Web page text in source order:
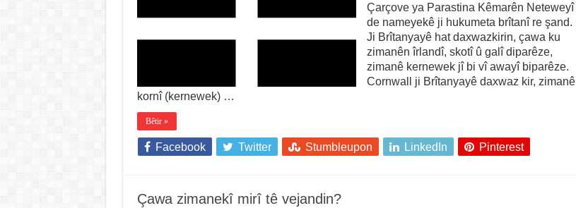
Çarçove ya Parastina Kêmarên Neteweyî
de nameyekê ji hukumeta brîtanî re şand.
Ji Brîtanyayê hat daxwazkirin, çawa ku
zimanên îrlandî, skotî û galî diparêze,
zimanê kernewek jî bi vî awayî biparêze.
Cornwall ji Brîtanyayê daxwaz kir, zimanê
kornî (kernewek) …
Bêtir »
Facebook Twitter Stumbleupon LinkedIn Pinterest
Çawa zimanekî mirî tê vejandin?